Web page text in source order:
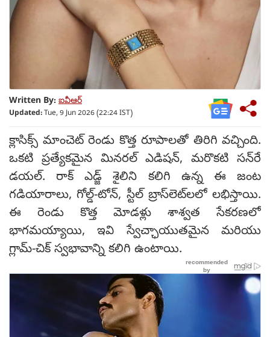
Written By: ఐవీఆర్
Updated:Tue, 9 Jun 2026 (22:24 IST)
క్లాసిక్స్ మాంచెట్ రెండు కొత్త రూపాలతో తిరిగి వచ్చింది.
ఒకటి ప్రత్యేకమైన మినరల్ ఎడిషన్, మరొకటి సన్‌రే
డయల్. రాక్ ఎడ్జ్ శైలిని కలిగి ఉన్న ఈ జంట
గడియారాలు, గోల్డ్-టోన్, స్టీల్ బ్రాస్‌లెట్‌లలో లభిస్తాయి.
ఈ రెండు కొత్త మోడళ్లు శాశ్వత సేకరణలో
భాగమయ్యాయి, ఇవి స్వేచ్ఛాయుతమైన మరియు
గ్లామ్-చిక్ స్వభావాన్ని కలిగి ఉంటాయి.